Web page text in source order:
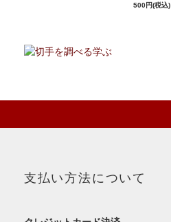
500円(税込)
支払い方法について